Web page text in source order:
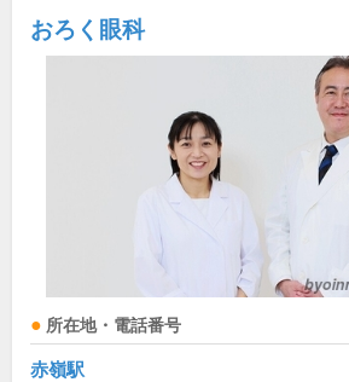
おろく眼科
所在地・電話番号
赤嶺駅